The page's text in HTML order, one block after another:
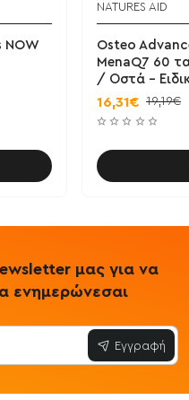
NOW
NATURES AID
Osteo
MenaQ7 60
/ Οστά -
16,31€ 19,19€
μας για να
ενημερώνεσαι
Εγγραφή